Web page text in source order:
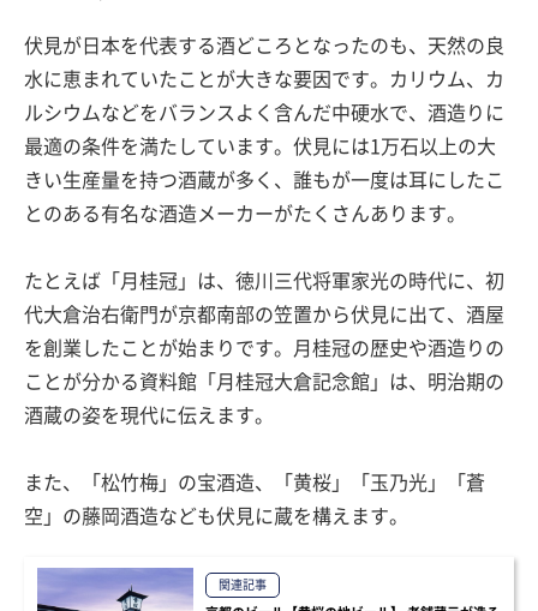
伏見が日本を代表する酒どころとなったのも、天然の良
水に恵まれていたことが大きな要因です。カリウム、カ
ルシウムなどをバランスよく含んだ中硬水で、酒造りに
最適の条件を満たしています。伏見には1万石以上の大
きい生産量を持つ酒蔵が多く、誰もが一度は耳にしたこ
とのある有名な酒造メーカーがたくさんあります。
たとえば「月桂冠」は、徳川三代将軍家光の時代に、初
代大倉治右衛門が京都南部の笠置から伏見に出て、酒屋
を創業したことが始まりです。月桂冠の歴史や酒造りの
ことが分かる資料館「月桂冠大倉記念館」は、明治期の
酒蔵の姿を現代に伝えます。
また、「松竹梅」の宝酒造、「黄桜」「玉乃光」「蒼
空」の藤岡酒造なども伏見に蔵を構えます。
関連記事